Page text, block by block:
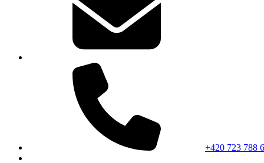
+420 723 788